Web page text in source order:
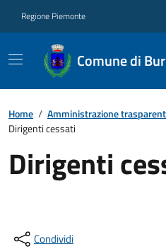
Regione Piemonte
Comune di
Home / Amministrazione
Dirigenti cessati
Dirigenti
Condividi